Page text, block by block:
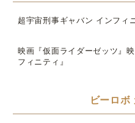
超宇宙刑事ギャバン インフィ
映画『仮面ライダーゼッツ』
フィニティ』
ビーロボ